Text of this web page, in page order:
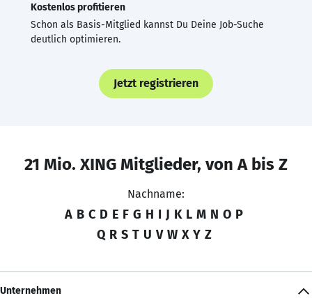
Kostenlos profitieren
Schon als Basis-Mitglied kannst Du Deine Job-Suche
deutlich optimieren.
Jetzt registrieren
21 Mio. XING Mitglieder, von A bis Z
Nachname:
A B C D E F G H I J K L M N O P
Q R S T U V W X Y Z
Unternehmen